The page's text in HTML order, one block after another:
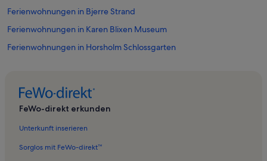
Ferienwohnungen in Bjerre Strand
Ferienwohnungen in Karen Blixen Museum
Ferienwohnungen in Horsholm Schlossgarten
Ferienwohnungen in Snekkersten Strand
Ferienwohnungen in Rungsted Kyst
FeWo-direkt erkunden
Unterkunft inserieren
Sorglos mit FeWo-direkt™